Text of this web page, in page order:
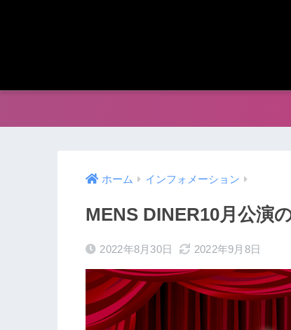
ホーム インフォメーション
MENS DINER10月公演
2022年8月30日 2022年9月8日